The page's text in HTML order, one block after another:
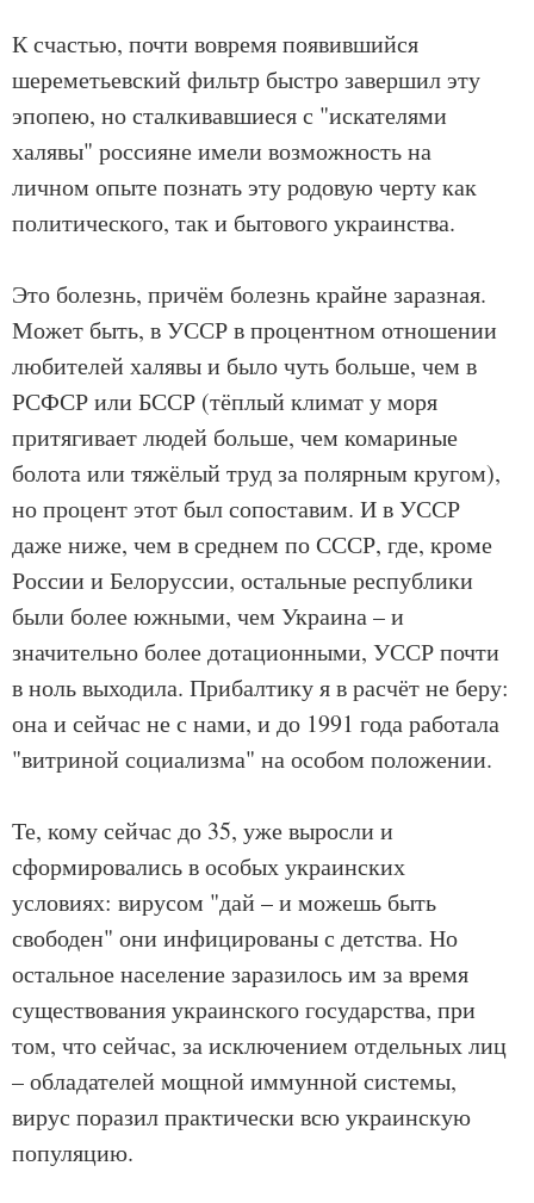
К счастью, почти вовремя появившийся
шереметьевский фильтр быстро завершил эту
эпопею, но сталкивавшиеся с "искателями
халявы" россияне имели возможность на
личном опыте познать эту родовую черту как
политического, так и бытового украинства.
Это болезнь, причём болезнь крайне заразная.
Может быть, в УССР в процентном отношении
любителей халявы и было чуть больше, чем в
РСФСР или БССР (тёплый климат у моря
притягивает людей больше, чем комариные
болота или тяжёлый труд за полярным кругом),
но процент этот был сопоставим. И в УССР
даже ниже, чем в среднем по СССР, где, кроме
России и Белоруссии, остальные республики
были более южными, чем Украина – и
значительно более дотационными, УССР почти
в ноль выходила. Прибалтику я в расчёт не беру:
она и сейчас не с нами, и до 1991 года работала
"витриной социализма" на особом положении.
Те, кому сейчас до 35, уже выросли и
сформировались в особых украинских
условиях: вирусом "дай – и можешь быть
свободен" они инфицированы с детства. Но
остальное население заразилось им за время
существования украинского государства, при
том, что сейчас, за исключением отдельных лиц
– обладателей мощной иммунной системы,
вирус поразил практически всю украинскую
популяцию.